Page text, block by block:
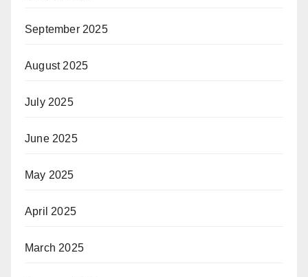
September 2025
August 2025
July 2025
June 2025
May 2025
April 2025
March 2025